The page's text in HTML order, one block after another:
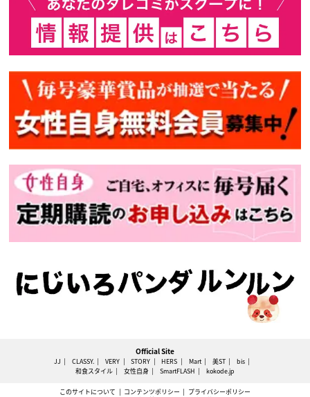
Official Site
JJ CLASSY. VERY STORY HERS Mart 美ST
bis
和食スタイル
女性自身 SmartFLASH kokode.jp
このサイトについて コンテンツポリシー
プライバシーポリシー